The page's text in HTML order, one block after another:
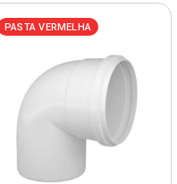
PASTA VERMELHA